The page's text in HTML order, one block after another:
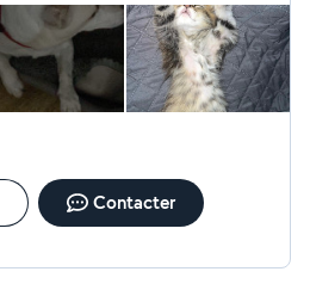
Contacter